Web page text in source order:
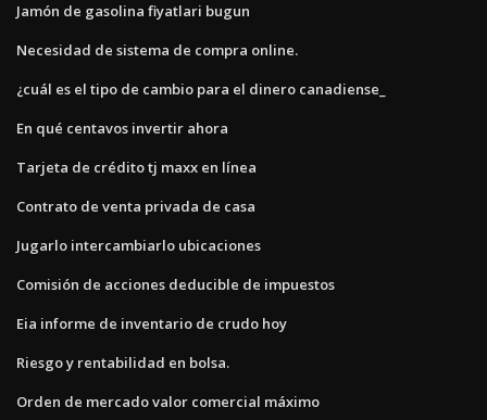
Jamón de gasolina fiyatlari bugun
Necesidad de sistema de compra online.
¿cuál es el tipo de cambio para el dinero canadiense_
En qué centavos invertir ahora
Tarjeta de crédito tj maxx en línea
Contrato de venta privada de casa
Jugarlo intercambiarlo ubicaciones
Comisión de acciones deducible de impuestos
Eia informe de inventario de crudo hoy
Riesgo y rentabilidad en bolsa.
Orden de mercado valor comercial máximo